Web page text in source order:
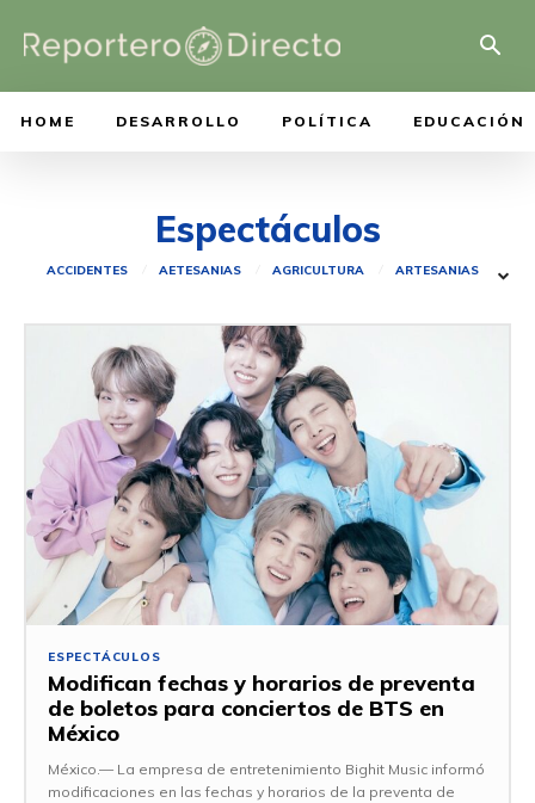
HOME DESARROLLO POLÍTICA EDUCACIÓN
Espectáculos
ACCIDENTES AETESANIAS AGRICULTURA ARTESANIAS
ESPECTÁCULOS
Modifican fechas y horarios de preventa
de boletos para conciertos de BTS en
México
México.— La empresa de entretenimiento Bighit Music informó
modificaciones en las fechas y horarios de la preventa de